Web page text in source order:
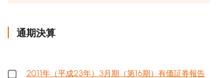
通期決算
2011年（平成23年）3月期（第16期）有価証券報告